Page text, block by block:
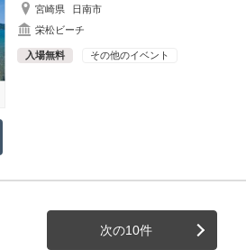
宮崎県
日南市
栄松ビーチ
入場無料 その他のイベント
次の10件